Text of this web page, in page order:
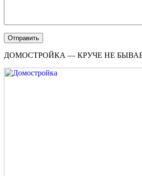
ДОМОСТРОЙКА — КРУЧЕ НЕ